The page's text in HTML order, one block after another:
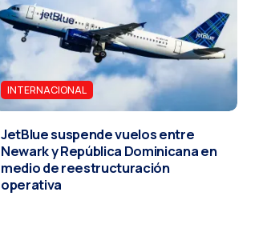
INTERNACIONAL
JetBlue suspende vuelos entre
Newark y República Dominicana en
medio de reestructuración
operativa